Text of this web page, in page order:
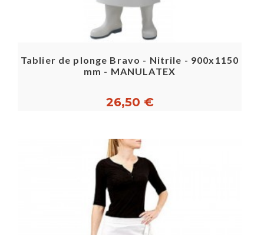
Tablier de plonge Bravo - Nitrile - 900x1150
mm - MANULATEX
26,50 €